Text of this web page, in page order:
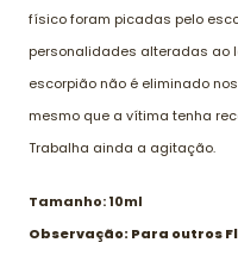
físico foram picadas pelo
personalidades alteradas ao
escorpião não é eliminado
mesmo que a vítima tenha
Trabalha ainda a agitação.
Tamanho: 10ml
Observação: Para outros